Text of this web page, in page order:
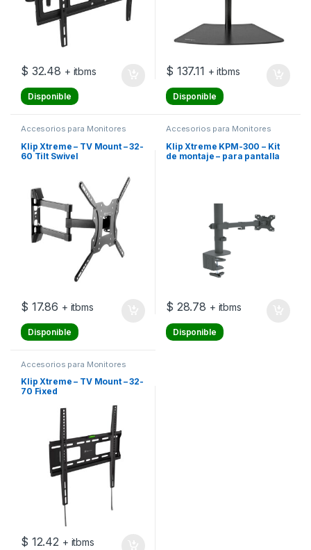
$ 32.48 + itbms
Disponible
$ 137.11 + itbms
Disponible
Accesorios para Monitores
Klip Xtreme – TV Mount – 32-
60 Tilt Swivel
$ 17.86 + itbms
Disponible
Accesorios para Monitores
Klip Xtreme KPM-300 – Kit
de montaje – para pantalla
$ 28.78 + itbms
Disponible
Accesorios para Monitores
Klip Xtreme – TV Mount – 32-
70 Fixed
$ 12.42 + itbms